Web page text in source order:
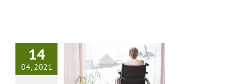
14
04, 2021